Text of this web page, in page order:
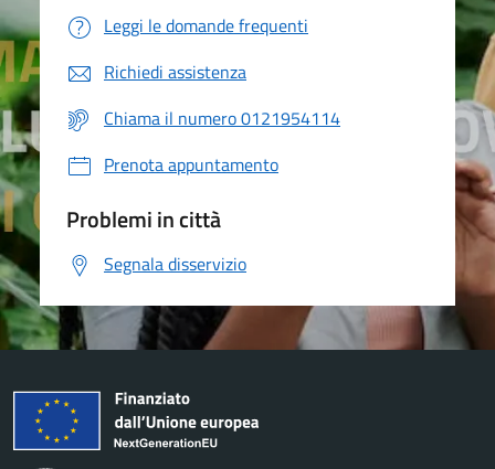
Leggi le domande frequenti
Richiedi assistenza
Chiama il numero 0121954114
Prenota appuntamento
Problemi in città
Segnala disservizio